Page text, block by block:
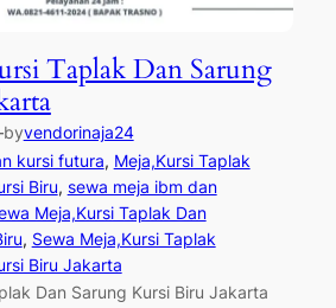
Taplak Dan Sarung
byvendorinaja24
kursi futura, Meja,Kursi Taplak
Biru, sewa meja ibm dan
Meja,Kursi Taplak Dan
, Sewa Meja,Kursi Taplak
Biru Jakarta
Dan Sarung Kursi Biru Jakarta